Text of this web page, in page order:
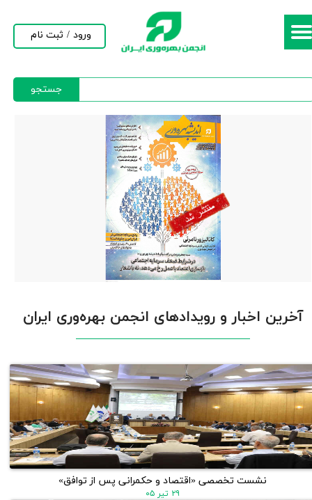
جستجو
ورود / ثبت نام
حساب کاربری من
خروج از حساب کاربری
آخرین اخبار و رویدادهای انجمن بهره‌وری ایران
نشست تخصصی «اقتصاد و حکمرانی پس از توافق»
۲۹ تیر ۰۵